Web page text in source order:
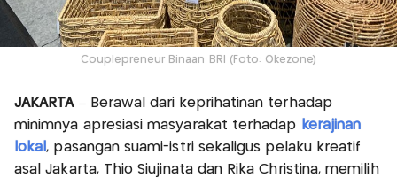
Couplepreneur Binaan BRI (Foto: Okezone)
JAKARTA– Berawal dari keprihatinan terhadap
minimnya apresiasi masyarakat terhadap kerajinan
lokal, pasangan suami-istri sekaligus pelaku kreatif
asal Jakarta, Thio Siujinata dan Rika Christina, memilih